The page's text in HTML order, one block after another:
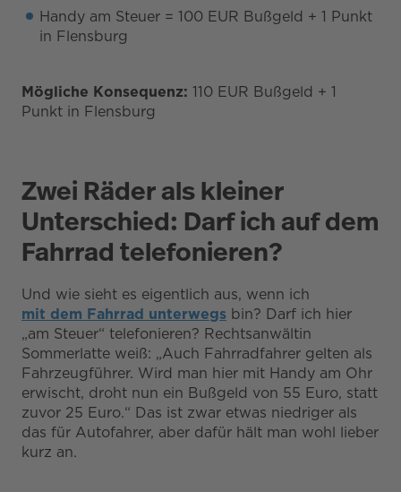
Handy am Steuer = 100 EUR Bußgeld + 1 Punkt
in Flensburg
Mögliche Konsequenz: 110 EUR Bußgeld + 1
Punkt in Flensburg
Zwei Räder als kleiner
Unterschied: Darf ich auf dem
Fahrrad telefonieren?
Und wie sieht es eigentlich aus, wenn ich
mit dem Fahrrad unterwegs bin? Darf ich hier
„am Steuer“ telefonieren? Rechtsanwältin
Sommerlatte weiß: „Auch Fahrradfahrer gelten als
Fahrzeugführer. Wird man hier mit Handy am Ohr
erwischt, droht nun ein Bußgeld von 55 Euro, statt
zuvor 25 Euro.“ Das ist zwar etwas niedriger als
das für Autofahrer, aber dafür hält man wohl lieber
kurz an.